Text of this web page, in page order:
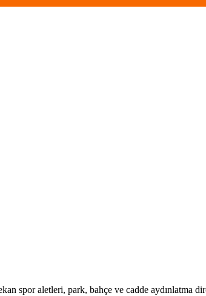
spor aletleri, park, bahçe ve cadde aydınlatma